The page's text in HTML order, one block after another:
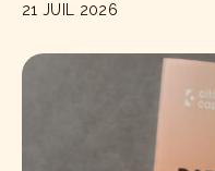
21 JUIL 2026